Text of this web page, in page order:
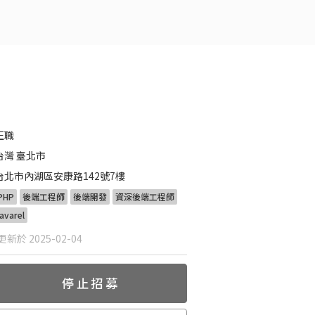
職
灣 臺北市
北市內湖區安康路142號7樓
後端工程師 後端開發
資深後端工程師
新於 2025-02-04
停止招募